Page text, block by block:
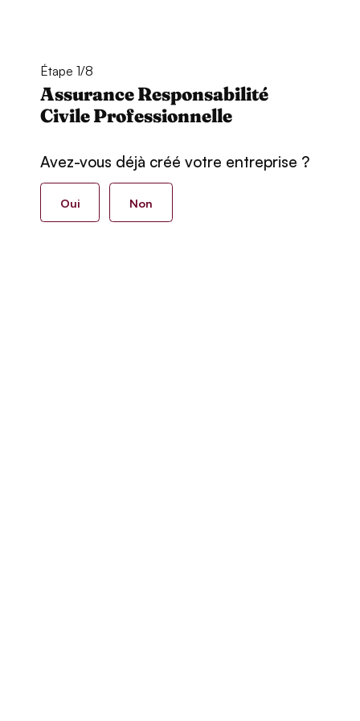
Étape 1/8
Assurance Responsabilité
Civile Professionnelle
Avez-vous déjà créé votre entreprise ?
Oui Non